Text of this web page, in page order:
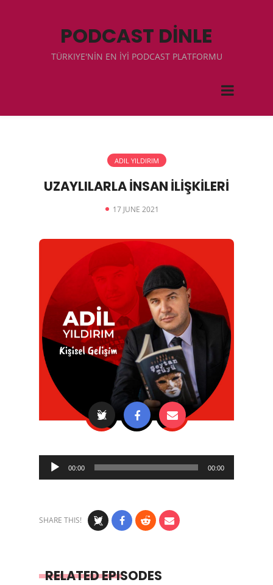
PODCAST DİNLE
TÜRKIYE'NİN EN İYİ PODCAST PLATFORMU
ADIL YILDIRIM
UZAYLILARLA İNSAN İLİŞKİLERİ
17 JUNE 2021
Audio
Player
00:00 00:00
SHARE THIS!
RELATED EPISODES